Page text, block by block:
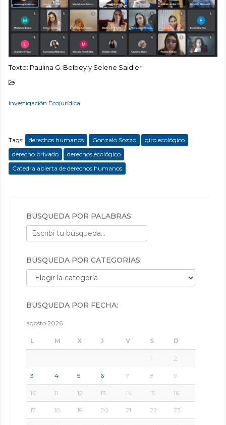
Texto: Paulina G. Belbey y Selene Saidler
Investigación Ecojurídica
Tags: derechos humanos Gonzalo Sozzo
giro ecológico
derecho privado
derechos ecológico
Catedra abierta de derechos humanos
BÚSQUEDA POR PALABRAS:
BÚSQUEDA POR CATEGORÍAS:
Búsqueda por categorías:
BÚSQUEDA POR FECHA:
agosto 2026
L M X J V S D
1 2
3 4 5 6 7 8 9
10 11 12 13 14 15 16
17 18 19 20 21 22 23